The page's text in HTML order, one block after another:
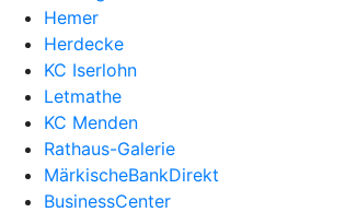
Hemer
Herdecke
KC Iserlohn
Letmathe
KC Menden
Rathaus-Galerie
MärkischeBankDirekt
BusinessCenter